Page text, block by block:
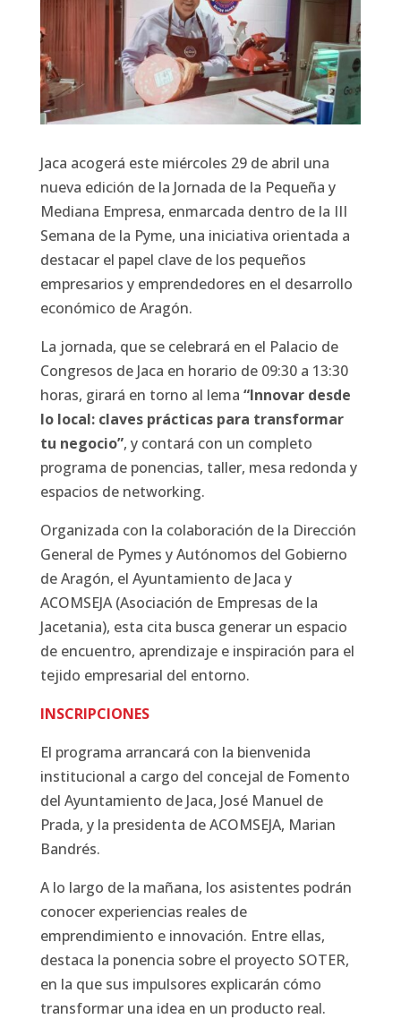
Jaca acogerá este miércoles 29 de abril una
nueva edición de la Jornada de la Pequeña y
Mediana Empresa, enmarcada dentro de la III
Semana de la Pyme, una iniciativa orientada a
destacar el papel clave de los pequeños
empresarios y emprendedores en el desarrollo
económico de Aragón.
La jornada, que se celebrará en el Palacio de
Congresos de Jaca en horario de 09:30 a 13:30
horas, girará en torno al lema “Innovar desde
lo local: claves prácticas para transformar
tu negocio”, y contará con un completo
programa de ponencias, taller, mesa redonda y
espacios de networking.
Organizada con la colaboración de la Dirección
General de Pymes y Autónomos del Gobierno
de Aragón, el Ayuntamiento de Jaca y
ACOMSEJA (Asociación de Empresas de la
Jacetania), esta cita busca generar un espacio
de encuentro, aprendizaje e inspiración para el
tejido empresarial del entorno.
INSCRIPCIONES
El programa arrancará con la bienvenida
institucional a cargo del concejal de Fomento
del Ayuntamiento de Jaca, José Manuel de
Prada, y la presidenta de ACOMSEJA, Marian
Bandrés.
A lo largo de la mañana, los asistentes podrán
conocer experiencias reales de
emprendimiento e innovación. Entre ellas,
destaca la ponencia sobre el proyecto SOTER,
en la que sus impulsores explicarán cómo
transformar una idea en un producto real.